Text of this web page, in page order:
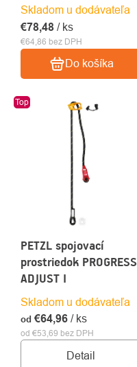
Skladom u dodávateľa
€64,86 bez DPH
€78,48 / ks
Do košíka
Top
PETZL spojovací
prostriedok PROGRESS
ADJUST I
Skladom u dodávateľa
od €53,69 bez DPH
od €64,96 / ks
Detail